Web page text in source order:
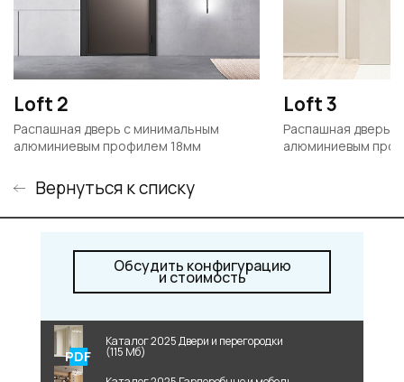
Loft 2
Распашная дверь с минимальным
алюминиевым профилем 18мм
Loft 3
Распашная дверь
алюминиевым
Вернуться к списку
Обсудить конфигурацию
и стоимость
Каталог 2025 Двери и перегородки
(115 Мб)